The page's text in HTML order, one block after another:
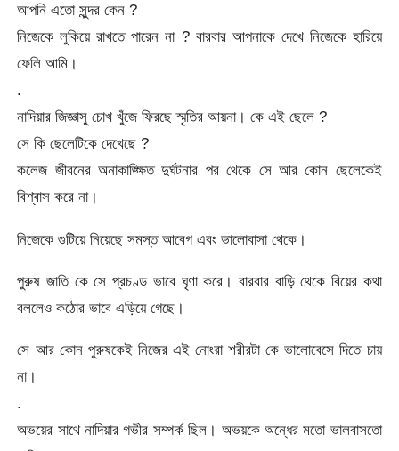
আপনি এতো সুন্দর কেন ?
নিজেকে লুকিয়ে রাখতে পারেন না ? বারবার আপনাকে দেখে নিজেকে হারিয়ে
ফেলি আমি।
.
নাদিয়ার জিজ্ঞাসু চোখ খুঁজে ফিরছে স্মৃতির আয়না। কে এই ছেলে ?
সে কি ছেলেটিকে দেখেছে ?
কলেজ জীবনের অনাকাঙ্ক্ষিত দুর্ঘটনার পর থেকে সে আর কোন ছেলেকেই
বিশ্বাস করে না।
নিজেকে গুটিয়ে নিয়েছে সমস্ত আবেগ এবং ভালোবাসা থেকে।
পুরুষ জাতি কে সে প্রচণ্ড ভাবে ঘৃণা করে। বারবার বাড়ি থেকে বিয়ের কথা
বললেও কঠোর ভাবে এড়িয়ে গেছে।
সে আর কোন পুরুষকেই নিজের এই নোংরা শরীরটা কে ভালোবেসে দিতে চায়
না।
.
অভয়ের সাথে নাদিয়ার গভীর সম্পর্ক ছিল। অভয়কে অন্ধের মতো ভালবাসতো